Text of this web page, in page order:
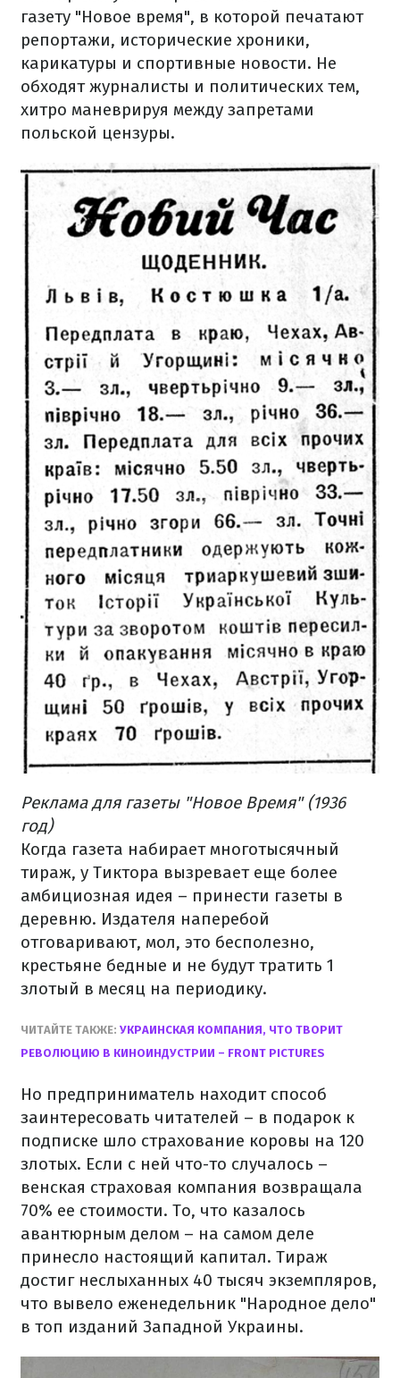
газету "Новое время", в которой печатают
репортажи, исторические хроники,
карикатуры и спортивные новости. Не
обходят журналисты и политических тем,
хитро маневрируя между запретами
польской цензуры.
Реклама для газеты "Новое Время" (1936
год)
Когда газета набирает многотысячный
тираж, у Тиктора вызревает еще более
амбициозная идея – принести газеты в
деревню. Издателя наперебой
отговаривают, мол, это бесполезно,
крестьяне бедные и не будут тратить 1
злотый в месяц на периодику.
ЧИТАЙТЕ ТАКЖЕ: УКРАИНСКАЯ КОМПАНИЯ, ЧТО ТВОРИТ
РЕВОЛЮЦИЮ В КИНОИНДУСТРИИ – FRONT PICTURES
Но предприниматель находит способ
заинтересовать читателей – в подарок к
подписке шло страхование коровы на 120
злотых. Если с ней что-то случалось –
венская страховая компания возвращала
70% ее стоимости. То, что казалось
авантюрным делом – на самом деле
принесло настоящий капитал. Тираж
достиг неслыханных 40 тысяч экземпляров,
что вывело еженедельник "Народное дело"
в топ изданий Западной Украины.